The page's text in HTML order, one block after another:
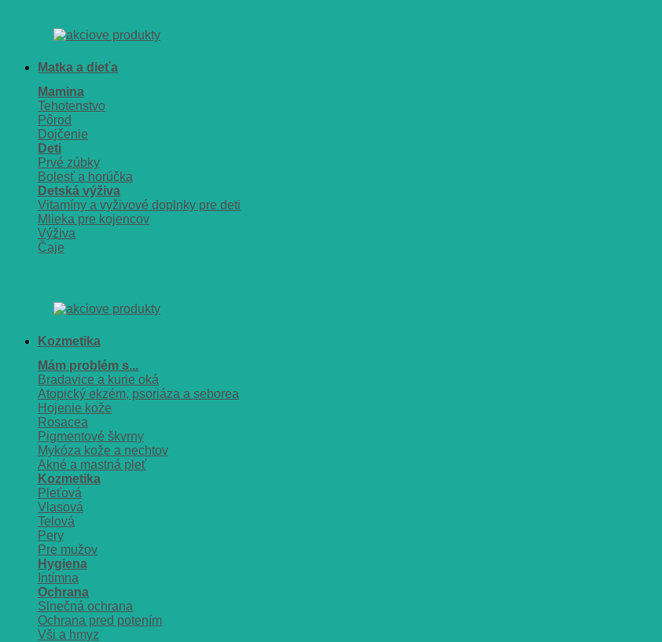
Matka a dieťa
Mamina
Tehotenstvo
Pôrod
Dojčenie
Deti
Prvé zúbky
Bolesť a horúčka
Detská výživa
Vitamíny a vyživové doplnky pre deti
Mlieka pre kojencov
Výživa
Čaje
Kozmetika
Mám problém s...
Bradavice a kurie oká
Atopický ekzém, psoriáza a seborea
Hojenie kože
Rosacea
Pigmentové škvrny
Mykóza kože a nechtov
Akné a mastná pleť
Kozmetika
Pleťová
Vlasová
Telová
Pery
Pre mužov
Hygiena
Intímna
Ochrana
Slnečná ochrana
Ochrana pred potením
Vši a hmyz